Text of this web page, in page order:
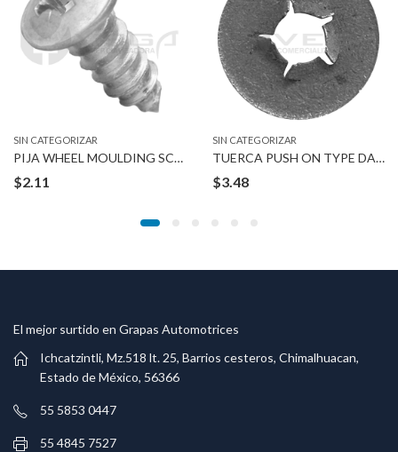
SIN CATEGORIZAR
PIJA WHEEL MOULDING SCREWS
$2.11
SIN CATEGORIZAR
TUERCA PUSH ON TYPE DACROMENT 8-1.25 MM
$3.48
El mejor surtido en Grapas Automotrices
Ichcatzintli, Mz.518 lt. 25, Barrios cesteros, Chimalhuacan,
Estado de México, 56366
55 5853 0447
55 4845 7527